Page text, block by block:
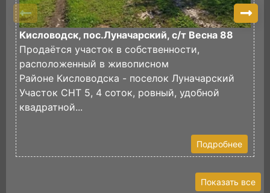
Кисловодск, пос.Луначарский, с/т Весна 88
Продаётся участок в собственности,
расположенный в живописном
Районе Кисловодска - поселок Луначарский
Участок СНТ 5, 4 соток, ровный, удобной
квадратной...
Подробнее
Показать все